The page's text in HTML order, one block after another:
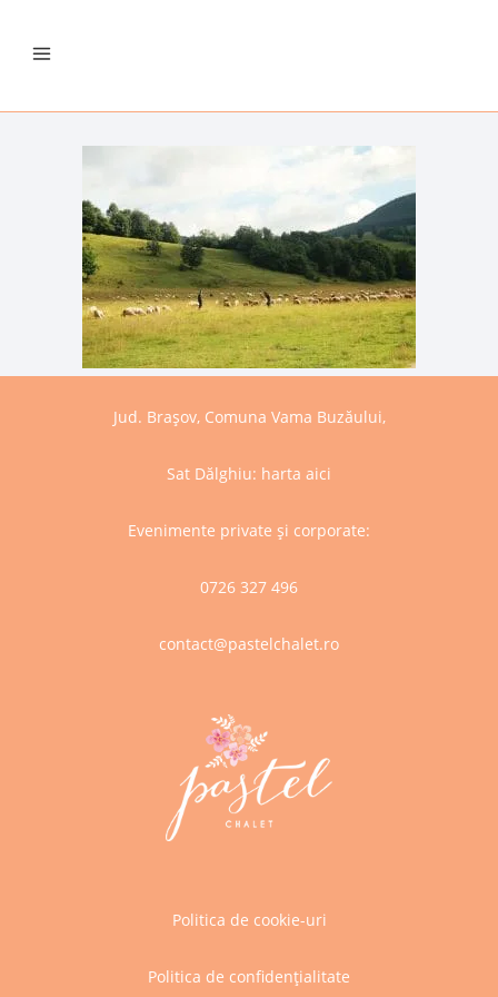
Jud. Brașov, Comuna Vama Buzăului,
Sat Dălghiu: harta aici
Evenimente private și corporate:
0726 327 496
contact@pastelchalet.ro
Politica de cookie-uri
Politica de confidențialitate